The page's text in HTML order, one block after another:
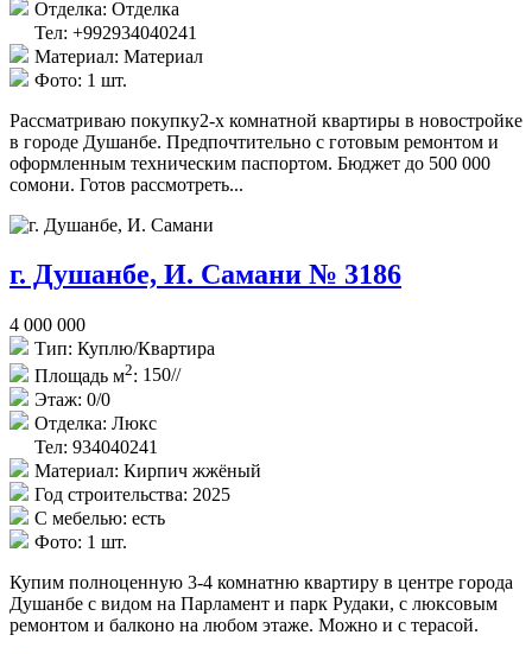
Отделка: Отделка
Тел: +992934040241
Материал: Материал
Фото: 1 шт.
Рассматриваю покупку2-х комнатной квартиры в новостройке
в городе Душанбе. Предпочтительно с готовым ремонтом и
оформленным техническим паспортом. Бюджет до 500 000
сомони. Готов рассмотреть...
г. Душанбе, И. Самани № 3186
4 000 000
Тип: Куплю/Квартира
Площадь м2: 150//
Этаж: 0/0
Отделка: Люкс
Тел: 934040241
Материал: Кирпич жжёный
Год строительства: 2025
С мебелью: есть
Фото: 1 шт.
Купим полноценную 3-4 комнатню квартиру в центре города
Душанбе с видом на Парламент и парк Рудаки, с люксовым
ремонтом и балконо на любом этаже. Можно и с терасой.